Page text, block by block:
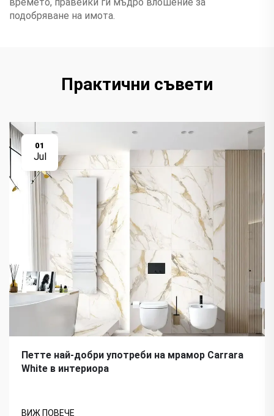
подобряване на имота.
Практични съвети
01
Jul
Петте най-добри употреби на мрамор Carrara
White в интериора
ВИЖ ПОВЕЧЕ